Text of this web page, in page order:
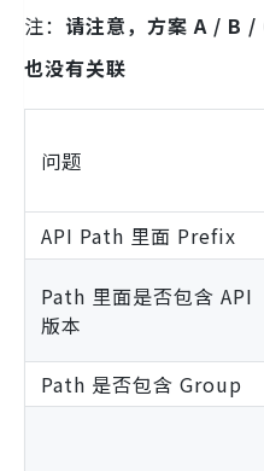
注： 请注意，方案 A / B /
也没有关联
问题
API Path 里面 Prefix
Path 里面是否包含 API
版本
Path 是否包含 Group